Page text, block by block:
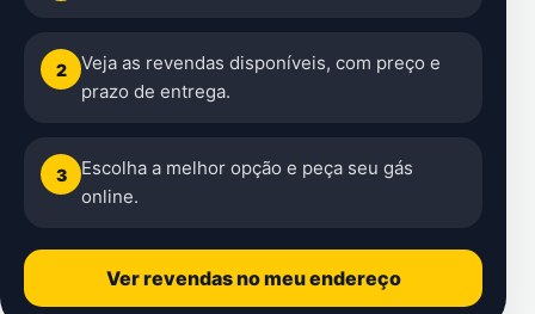
2
Veja as revendas disponíveis, com preço e
prazo de entrega.
3
Escolha a melhor opção e peça seu gás
online.
Ver revendas no meu endereço